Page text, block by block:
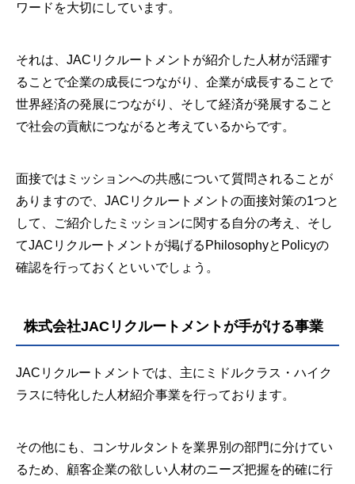
ワードを大切にしています。
それは、JACリクルートメントが紹介した人材が活躍す
ることで企業の成長につながり、企業が成長することで
世界経済の発展につながり、そして経済が発展すること
で社会の貢献につながると考えているからです。
面接ではミッションへの共感について質問されることが
ありますので、JACリクルートメントの面接対策の1つと
して、ご紹介したミッションに関する自分の考え、そし
てJACリクルートメントが掲げるPhilosophyとPolicyの
確認を行っておくといいでしょう。
株式会社JACリクルートメントが手がける事業
JACリクルートメントでは、主にミドルクラス・ハイク
ラスに特化した人材紹介事業を行っております。
その他にも、コンサルタントを業界別の部門に分けてい
るため、顧客企業の欲しい人材のニーズ把握を的確に行